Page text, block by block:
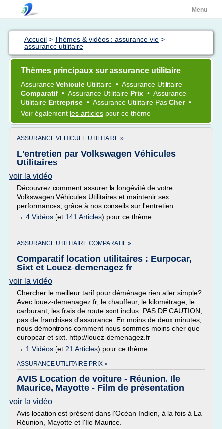
Menu
Accueil > Thèmes & vidéos : assurance vie >
assurance utilitaire
Thèmes principaux sur assurance utilitaire
Assurance Vehicule Utilitaire • Assurance Utilitaire
Comparatif • Assurance Utilitaire Prix • Assurance
Utilitaire Entreprise • Assurance Utilitaire Pas Cher •
Voir également les articles pour ce thème
ASSURANCE VEHICULE UTILITAIRE »
L'entretien par Volkswagen Véhicules
Utilitaires
voir la vidéo
Découvrez comment assurer la longévité de votre
Volkswagen Véhicules Utilitaires et maintenir ses
performances, grâce à nos conseils sur l'entretien.
→ 4 Vidéos (et 141 Articles) pour ce thème
ASSURANCE UTILITAIRE COMPARATIF »
Comparatif location utilitaires : Eurpocar,
Sixt et Louez-demenagez fr
voir la vidéo
Chercher le meilleur tarif pour déménage rien aller simple?
Avec louez-demenagez.fr, le chauffeur, le kilométrage, le
carburant, les frais de route sont inclus. PAS DE CAUTION,
pas de franchises d'assurance. En moins de deux minutes,
nous démontrons comment nous sommes moins cher que
europcar et sixt. http://louez-demenagez.fr
→ 1 Vidéos (et 21 Articles) pour ce thème
ASSURANCE UTILITAIRE PRIX »
AVIS Location de voiture - Réunion, Ile
Maurice, Mayotte - Film de présentation
voir la vidéo
Avis location est présent dans l'Océan Indien, à la fois à La
Réunion, Mayotte et l'Ile Maurice.